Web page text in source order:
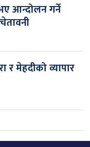
आन्दोलन गर्ने
र मेहदीको व्यापार